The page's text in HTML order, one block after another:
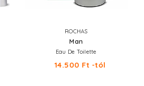
ROCHAS
Man
Eau De Toilette
14.500 Ft -tól